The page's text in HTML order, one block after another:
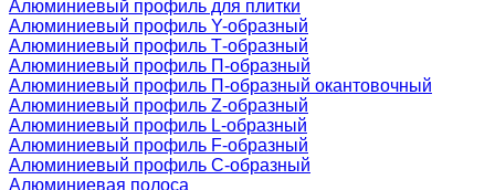
Алюминиевый профиль для плитки
Алюминиевый профиль Y-образный
Алюминиевый профиль Т-образный
Алюминиевый профиль П-образный
Алюминиевый профиль П-образный окантовочный
Алюминиевый профиль Z-образный
Алюминиевый профиль L-образный
Алюминиевый профиль F-образный
Алюминиевый профиль C-образный
Алюминиевая полоса